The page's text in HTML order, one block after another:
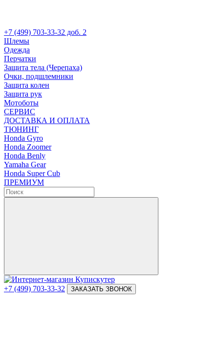
+7 (499) 703-33-32 доб. 2
Шлемы
Одежда
Перчатки
Защита тела (Черепаха)
Очки, подшлемники
Защита колен
Защита рук
Мотоботы
СЕРВИС
ДОСТАВКА И ОПЛАТА
ТЮНИНГ
Honda Gyro
Honda Zoomer
Honda Benly
Yamaha Gear
Honda Super Cub
ПРЕМИУМ
+7 (499) 703-33-32 ЗАКАЗАТЬ ЗВОНОК